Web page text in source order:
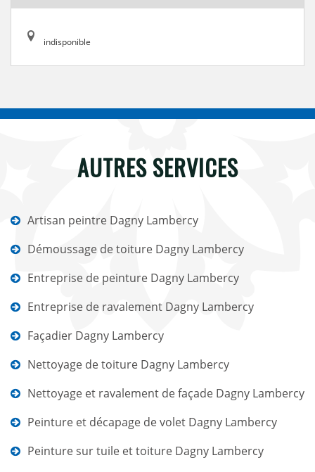
indisponible
AUTRES SERVICES
Artisan peintre Dagny Lambercy
Démoussage de toiture Dagny Lambercy
Entreprise de peinture Dagny Lambercy
Entreprise de ravalement Dagny Lambercy
Façadier Dagny Lambercy
Nettoyage de toiture Dagny Lambercy
Nettoyage et ravalement de façade Dagny Lambercy
Peinture et décapage de volet Dagny Lambercy
Peinture sur tuile et toiture Dagny Lambercy